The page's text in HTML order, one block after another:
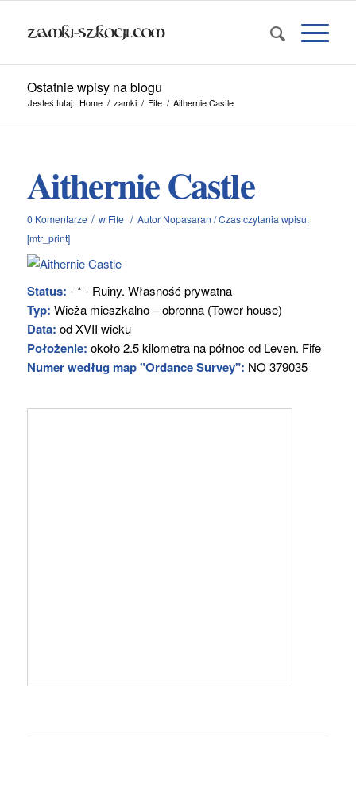
Ostatnie wpisy na blogu
Jesteś tutaj: Home / zamki / Fife / Aithernie Castle
Aithernie Castle
0 Komentarze / w Fife / Autor Nopasaran /Czas czytania wpisu:
[mtr_print]
Status: - * - Ruiny. Własność prywatna
Typ: Wieża mieszkalno – obronna (Tower house)
Data: od XVII wieku
Położenie: około 2.5 kilometra na północ od Leven. Fife
Numer według map "Ordance Survey": NO 379035